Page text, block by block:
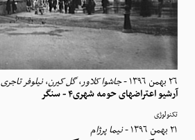
٢٦ بهمن ١٣٩٦ -جاشوا کلاور،گل کیرن،نیلوفر تاجری
آرشیو اعتراضهای حومه‌ شهری۴ - سنگر
تکنولوژی
٢١ بهمن ١٣٩٦ -نیما پرژام